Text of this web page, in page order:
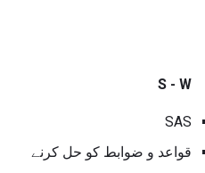
S - W
SAS
قواعد و ضوابط کو حل کرنے